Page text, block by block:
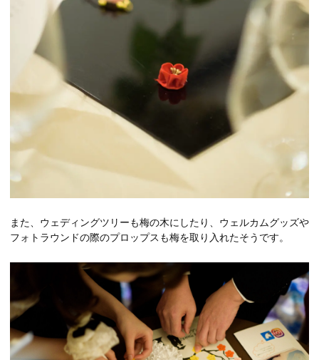
また、ウェディングツリーも梅の木にしたり、ウェルカムグッズや
フォトラウンドの際のプロップスも梅を取り入れたそうです。